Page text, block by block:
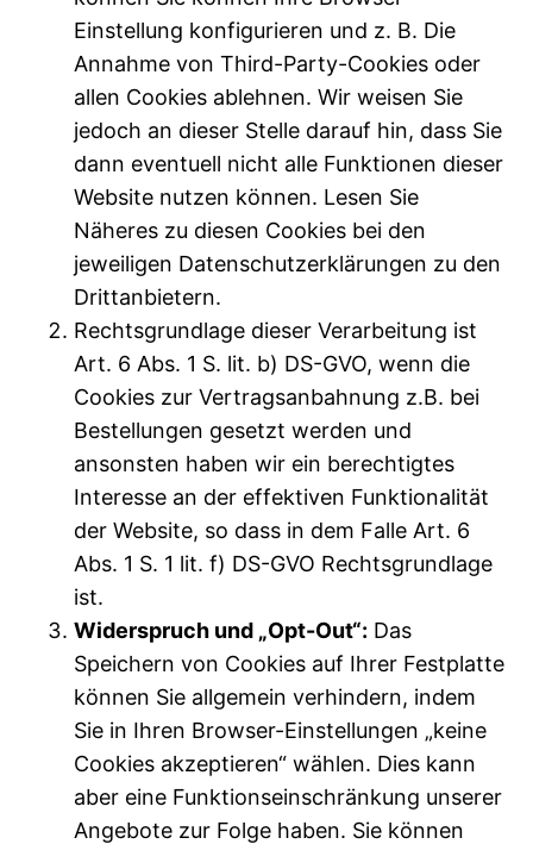
Einstellung konfigurieren und z. B. Die
Annahme von Third-Party-Cookies oder
allen Cookies ablehnen. Wir weisen Sie
jedoch an dieser Stelle darauf hin, dass Sie
dann eventuell nicht alle Funktionen dieser
Website nutzen können. Lesen Sie
Näheres zu diesen Cookies bei den
jeweiligen Datenschutzerklärungen zu den
Drittanbietern.
Rechtsgrundlage dieser Verarbeitung ist
Art. 6 Abs. 1 S. lit. b) DS-GVO, wenn die
Cookies zur Vertragsanbahnung z.B. bei
Bestellungen gesetzt werden und
ansonsten haben wir ein berechtigtes
Interesse an der effektiven Funktionalität
der Website, so dass in dem Falle Art. 6
Abs. 1 S. 1 lit. f) DS-GVO Rechtsgrundlage
ist.
Widerspruch und „Opt-Out“: Das
Speichern von Cookies auf Ihrer Festplatte
können Sie allgemein verhindern, indem
Sie in Ihren Browser-Einstellungen „keine
Cookies akzeptieren“ wählen. Dies kann
aber eine Funktionseinschränkung unserer
Angebote zur Folge haben. Sie können